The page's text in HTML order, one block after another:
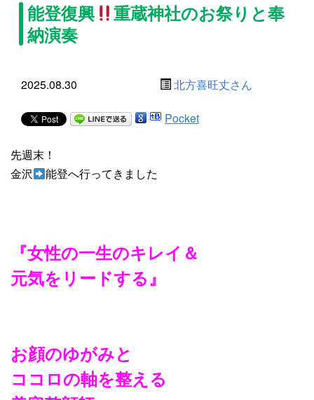
能登復興
重蔵神社のお祭りと奉
納演奏
2025.08.30 北方喜旺丈さん
Pocket
先週末！
金沢
能登へ行ってきました
『女性の一生のキレイ＆
元気をリードする』
お顔のゆがみと
ココロの軸を整える